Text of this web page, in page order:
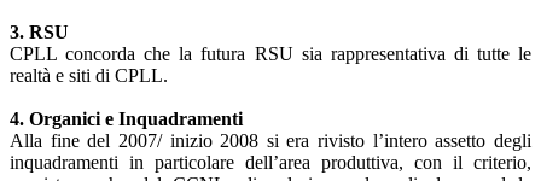
3. RSU
CPLL concorda che la futura RSU sia rappresentativa di tutte le
realtà e siti di CPLL.
4. Organici e Inquadramenti
Alla fine del 2007/ inizio 2008 si era rivisto l’intero assetto degli
inquadramenti in particolare dell’area produttiva, con il criterio,